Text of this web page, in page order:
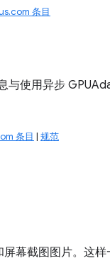
条目
与使用异步
条目 | 规范
屏幕截图图片。这